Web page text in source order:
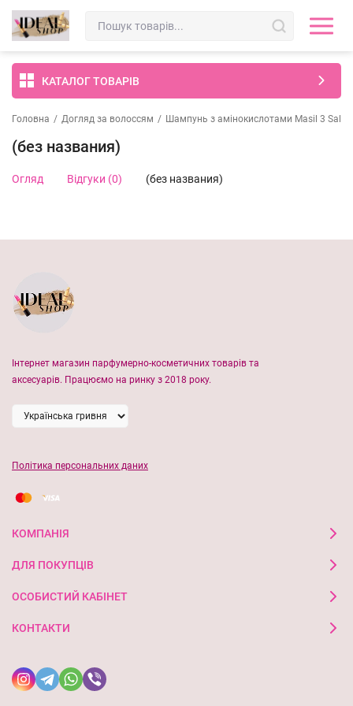
КАТАЛОГ ТОВАРІВ
Головна / Догляд за волоссям / Шампунь з амінокислотами Masil 3
(без названия)
Огляд Відгуки (0) (без названия)
Інтернет магазин парфумерно-косметичних товарів та
аксесуарів. Працюємо на ринку з 2018 року.
Політика персональних даних
КОМПАНІЯ
ДЛЯ ПОКУПЦІВ
ОСОБИСТИЙ КАБІНЕТ
КОНТАКТИ